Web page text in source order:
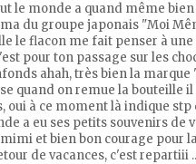
le monde a quand même
du groupe japonais "Moi
le flacon me fait penser à
pour ton passage sur les
ahah, très bien la marque
quand on remue la bouteille
oui à ce moment là indique
a eu ses petits souvenirs de
et bien bon courage pour
de vacances, c'est repartiii